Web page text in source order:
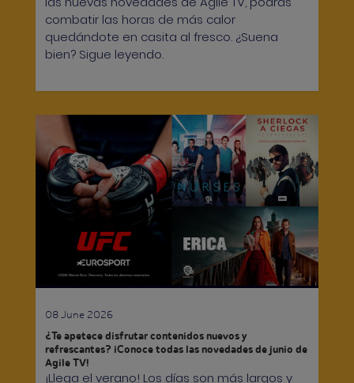
combatir las horas de más calor
quedándote en casita al fresco. ¿Suena
bien? Sigue leyendo.
08 June 2026
¿Te apetece disfrutar contenidos nuevos y
refrescantes? ¡Conoce todas las novedades de junio de
Agile TV!
¡Llega el verano! Los días son más largos y